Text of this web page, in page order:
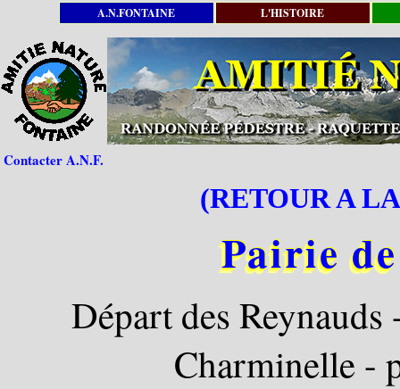
A.N.FONTAINE L'HISTOIRE
Contacter A.N.F.
(RETOUR A
Pairie
Départ des
Charminelle -